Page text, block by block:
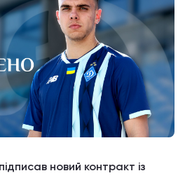
новий контракт із